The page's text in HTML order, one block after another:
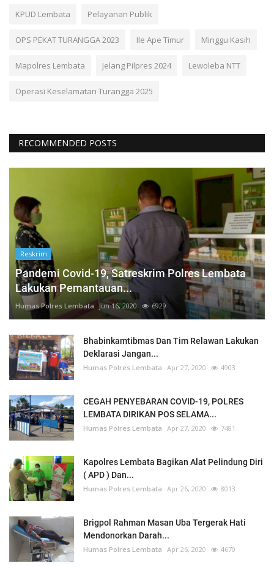
KPUD Lembata Pelayanan Publik
OPS PEKAT TURANGGA 2023 Ile Ape Timur Minggu Kasih
Mapolres Lembata Jelang Pilpres 2024 Lewoleba NTT
Operasi Keselamatan Turangga 2025
RECOMMENDED POSTS
Reskrim
Pandemi Covid-19, Satreskrim Polres Lembata
Lakukan Pemantauan...
Humas Polres Lembata Jun 16, 2020 6929
Bhabinkamtibmas Dan Tim Relawan Lakukan
Deklarasi Jangan...
Humas Polres Lembata Apr 27, 2020 4903
CEGAH PENYEBARAN COVID-19, POLRES
LEMBATA DIRIKAN POS SELAMA...
Humas Polres Lembata Apr 27, 2020 7481
Kapolres Lembata Bagikan Alat Pelindung Diri
( APD ) Dan...
Humas Polres Lembata Apr 26, 2020 8013
Brigpol Rahman Masan Uba Tergerak Hati
Mendonorkan Darah...
Humas Polres Lembata Apr 26, 2020 4670